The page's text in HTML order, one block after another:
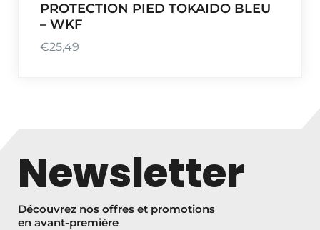
PROTECTION PIED TOKAIDO BLEU
– WKF
€25,49
Newsletter
Découvrez nos offres et promotions
en avant-première